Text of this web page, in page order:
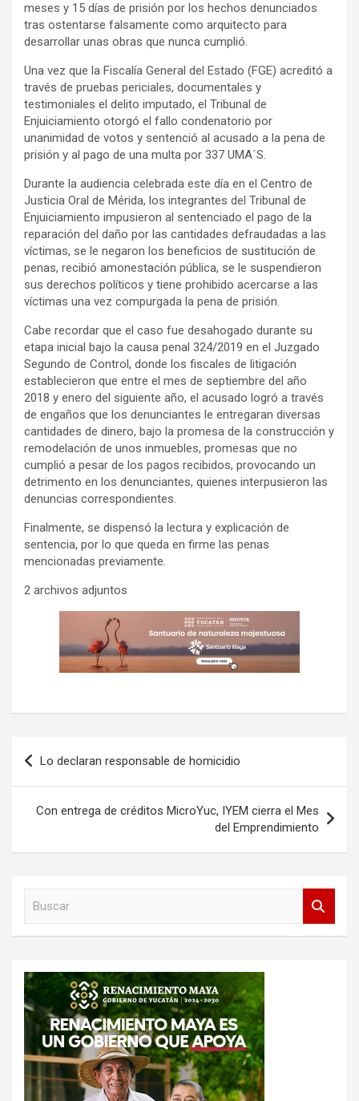
meses y 15 días de prisión por los hechos denunciados
tras ostentarse falsamente como arquitecto para
desarrollar unas obras que nunca cumplió.
Una vez que la Fiscalía General del Estado (FGE) acreditó a
través de pruebas periciales, documentales y
testimoniales el delito imputado, el Tribunal de
Enjuiciamiento otorgó el fallo condenatorio por
unanimidad de votos y sentenció al acusado a la pena de
prisión y al pago de una multa por 337 UMA´S.
Durante la audiencia celebrada este día en el Centro de
Justicia Oral de Mérida, los integrantes del Tribunal de
Enjuiciamiento impusieron al sentenciado el pago de la
reparación del daño por las cantidades defraudadas a las
víctimas, se le negaron los beneficios de sustitución de
penas, recibió amonestación pública, se le suspendieron
sus derechos políticos y tiene prohibido acercarse a las
víctimas una vez compurgada la pena de prisión.
Cabe recordar que el caso fue desahogado durante su
etapa inicial bajo la causa penal 324/2019 en el Juzgado
Segundo de Control, donde los fiscales de litigación
establecieron que entre el mes de septiembre del año
2018 y enero del siguiente año, el acusado logró a través
de engaños que los denunciantes le entregaran diversas
cantidades de dinero, bajo la promesa de la construcción y
remodelación de unos inmuebles, promesas que no
cumplió a pesar de los pagos recibidos, provocando un
detrimento en los denunciantes, quienes interpusieron las
denuncias correspondientes.
Finalmente, se dispensó la lectura y explicación de
sentencia, por lo que queda en firme las penas
mencionadas previamente.
2 archivos adjuntos
Navegación
de
entradas
Lo declaran responsable de homicidio
Con entrega de créditos MicroYuc, IYEM cierra el Mes
del Emprendimiento
r